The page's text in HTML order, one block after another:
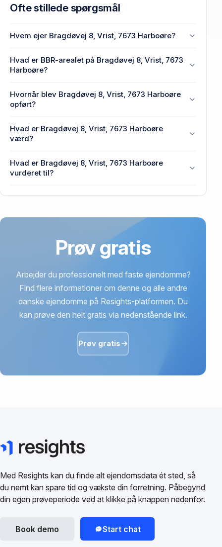
Ofte stillede spørgsmål
Hvem ejer Bragdøvej 8, Vrist, 7673 Harboøre?
Harboøre.
Hvad er BBR-arealet på Bragdøvej 8, Vrist, 7673
Harboøre?
Vrist, 7673 Harboøre.
Hvornår blev Bragdøvej 8, Vrist, 7673 Harboøre
opført?
Bragdøvej 8, Vrist, 7673 Harboøre.
Hvad er Bragdøvej 8, Vrist, 7673 Harboøre
værd?
Harboøre senest blev handlet i 1998.
Hvad er Bragdøvej 8, Vrist, 7673 Harboøre
vurderet til?
Prøv gratis
Arbejder du professionelt med faste ejendomme?
Find flere informationer om denne og alle andre
danske ejendomme på Resights-platformen. Du
kan prøve den helt gratis via nedenstående link.
Prøv gratis
Med Resights kan du finde alt ejendomsdata ét sted, så
du nemt kan spare tid og vækste din forretning. Påbegynd
din egen prøveperiode ved at klikke på knappen nedenfor.
Book demo Start chat